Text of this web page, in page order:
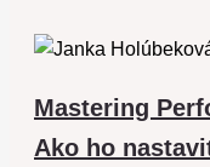
Mastering
Ako ho